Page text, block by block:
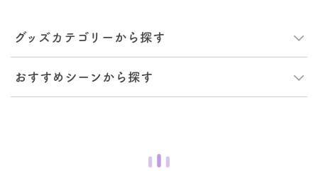
グッズカテゴリーから探す
おすすめシーンから探す